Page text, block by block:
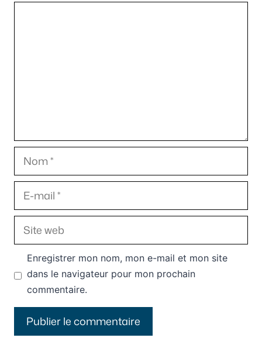
Nom
E-
mail
Site
web
Enregistrer mon nom, mon e-mail et mon site
dans le navigateur pour mon prochain
commentaire.